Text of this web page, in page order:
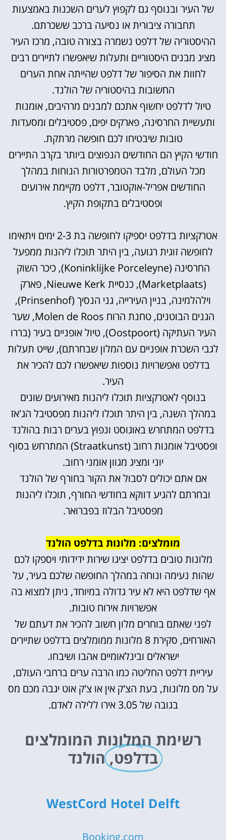
של העיר ובנוסף גם לקפוץ לערים השכנות באמצעות
תחבורה ציבורית או נסיעה ברכב ששכרתם.
ההיסטוריה של דלפט נשמרה בצורה טובה, מרכז העיר
מציג מבנים היסטוריים ותעלות שיאפשרו לתיירים רבים
לחוות את הסיפור של דלפט שהייתה אחת הערים
החשובות בהיסטוריה של הולנד.
טיול לדלפט יחשוף אתכם למבנים מרהיבים, אומנות
ותעשיית החרסינה, פארקים יפים, פסטיבלים ומסעדות
טובות שיבטיחו לכם חופשה מרתקת.
חודשי הקיץ הם החודשים הנפוצים ביותר בקרב התיירים
מכל העולם, מלבד הטמפרטורות הנוחות במהלך
החודשים אפריל-אוקטובר, דלפט מקיימת אירועים
ופסטיבלים בתקופת הקיץ.
אטרקציות בדלפט יספיקו לחופשה בת 2-3 ימים ויתאימו
לחופשה זוגית רגועה, בין היתר תוכלו ליהנות ממפעל
החרסינה (Koninklijke Porceleyne), כיכר השוק
(Marketplaats), כנסיית Nieuwe Kerk, פארק
וילהלמינה, בניין העירייה, גני הנסיך (Prinsenhof),
הגנים הבוטנים, טחנת הרוח Molen de Roos, שער
העיר העתיקה (Oostpoort), טיול אופניים בעיר (בררו
לגבי השכרת אופניים עם המלון שבחרתם), שייט תעלות
בדלפט ואפשרויות נוספות שיאפשרו לכם להכיר את
העיר.
בנוסף לאטרקציות תוכלו ליהנות מאירועים שונים
במהלך השנה, בין היתר תוכלו ליהנות מפסטיבל הג'אז
בדלפט המתחרש באוגוסט ונפוץ בערים רבות בהולנד
ופסטיבל אומנות רחוב (Straatkunst) המתרחש בסוף
יוני ומציג מגוון אומני רחוב.
אם אתם יכולים לסבול את הקור בחורף של הולנד
ובחרתם להגיע דווקא בחודשי החורף, תוכלו ליהנות
מפסטיבל הבלוז בפברואר.
מומלצים: מלונות בדלפט הולנד
מלונות טובים בדלפט יציגו שירות ידידותי ויספקו לכם
שהות נעימה ונוחה במהלך החופשה שלכם בעיר, על
אף שדלפט היא לא עיר גדולה במיוחד, ניתן למצוא בה
אפשרויות אירוח טובות.
לפני שאתם בוחרים מלון חשוב להכיר את דעתם של
האורחים, סקירת 8 מלונות ממומלצים בדלפט שתיירים
ישראלים ובינלאומיים אהבו ושיבחו.
עיריית דלפט החליטה כמו הרבה ערים ברחבי העולם,
על מס מלונות, בעת הצ'ק אין או צ'ק אוט יגבה מכם מס
בגובה של 3.05 אירו ללילה לאדם.
רשימת המלונות המומלצים
בדלפט,הולנד
WestCord Hotel Delft
Booking.com